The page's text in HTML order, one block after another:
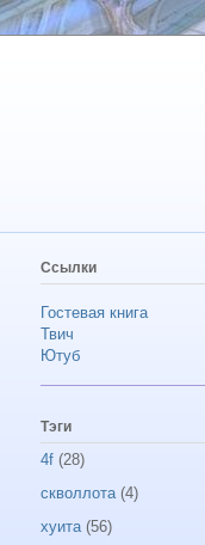
Ссылки
Гостевая книга
Твич
Ютуб
Тэги
4f (28)
скволлота (4)
хуита (56)